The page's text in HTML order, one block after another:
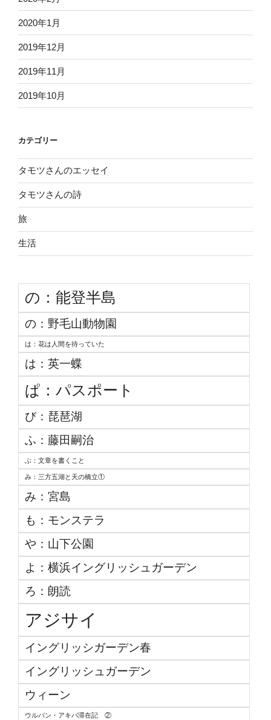
2020年1月
2019年12月
2019年11月
2019年10月
カテゴリー
タモツさんのエッセイ
タモツさんの詩
旅
生活
の：能登半島
の：野毛山動物園
は：花は人間を待っていた
は：英一蝶
ぱ：パスポート
び：琵琶湖
ふ：藤田嗣治
ぶ：文章を書くこと
み：三方五湖と天の橋立①
み：宮島
も：モンステラ
や：山下公園
よ：横浜イングリッシュガーデン
ろ：朗読
アジサイ
イングリッシガーデン春
イングリッシュガーデン
ウィーン
ウルパン・アキバ滞在記 ②